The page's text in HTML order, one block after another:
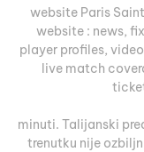
website Paris
website : news,
player profiles,
live match
minuti. Talijanski
trenutku nije